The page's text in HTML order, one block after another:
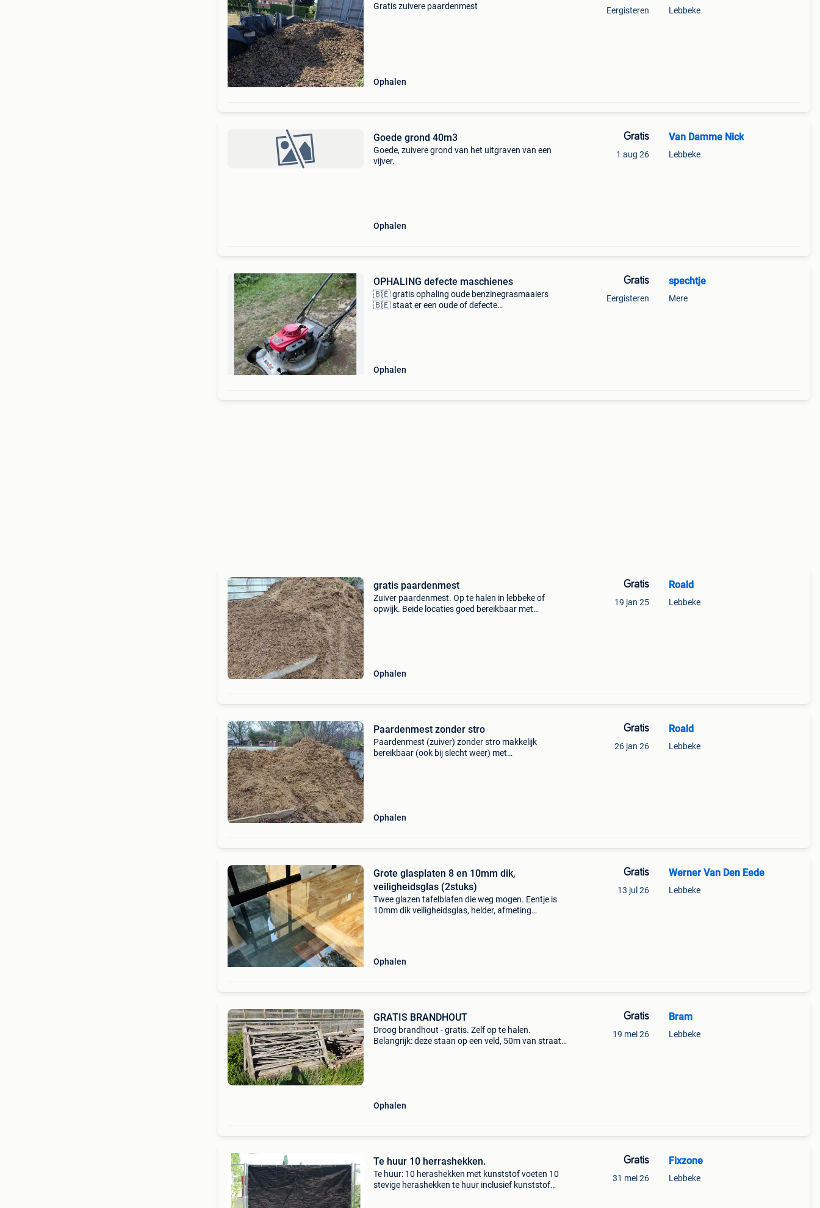
Gratis zuivere paardenmest
Ophalen
Eergisteren Lebbeke
Goede grond 40m3
Goede, zuivere grond van het uitgraven van een
vijver.
Ophalen
Gratis
1 aug 26
Van Damme Nick
Lebbeke
OPHALING defecte maschienes
🇧🇪 gratis ophaling oude benzinegrasmaaiers
🇧🇪 staat er een oude of defecte
Ophalen
Gratis
Eergisteren
spechtje
Mere
gratis paardenmest
Zuiver paardenmest. Op te halen in lebbeke of
opwijk. Beide locaties goed bereikbaar met
Ophalen
Gratis
19 jan 25
Roald
Lebbeke
Paardenmest zonder stro
Paardenmest (zuiver) zonder stro makkelijk
bereikbaar (ook bij slecht weer) met
Ophalen
Gratis
26 jan 26
Roald
Lebbeke
Grote glasplaten 8 en 10mm dik,
veiligheidsglas (2stuks)
Twee glazen tafelblafen die weg mogen. Eentje is
10mm dik veiligheidsglas, helder, afmeting
Ophalen
Gratis
13 jul 26
Werner Van Den Eede
Lebbeke
GRATIS BRANDHOUT
Droog brandhout - gratis. Zelf op te halen.
Belangrijk: deze staan op een veld, 50m van straat
Ophalen
Gratis
19 mei 26
Bram
Lebbeke
️️Te huur 10 herrashekken.️️
Te huur: 10 herashekken met kunststof voeten 10
stevige herashekken te huur inclusief kunststof
Gratis
31 mei 26
Fixzone
Lebbeke